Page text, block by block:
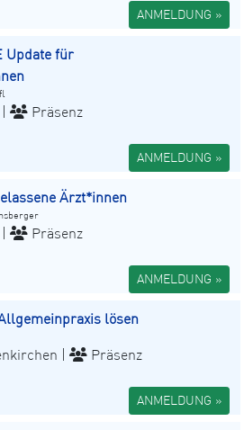
ANMELDUNG »
Update für
Präsenz
ANMELDUNG »
Ärzt*innen
Präsenz
ANMELDUNG »
lösen
|
Präsenz
ANMELDUNG »